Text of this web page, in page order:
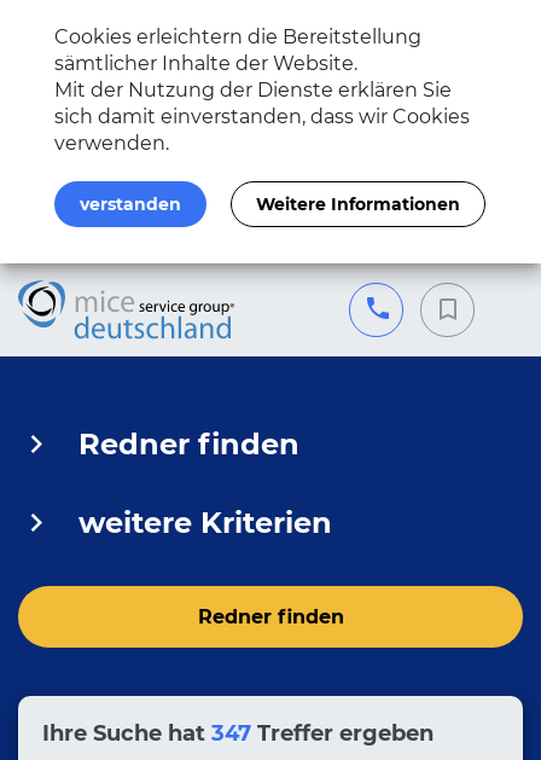
Cookies erleichtern die Bereitstellung
sämtlicher Inhalte der Website.
Mit der Nutzung der Dienste erklären Sie
sich damit einverstanden, dass wir Cookies
verwenden.
verstanden Weitere Informationen
Redner finden
weitere Kriterien
Redner finden
Ihre Suche hat 347 Treffer ergeben